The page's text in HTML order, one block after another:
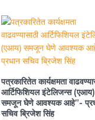
पत्रकारितेत कार्यक्षमता
आर्टिफिशियल इंटेलिजन्स (एआय)
समजून घेणे आवश्यक आहे”-
सचिव ब्रिजेश सिंह